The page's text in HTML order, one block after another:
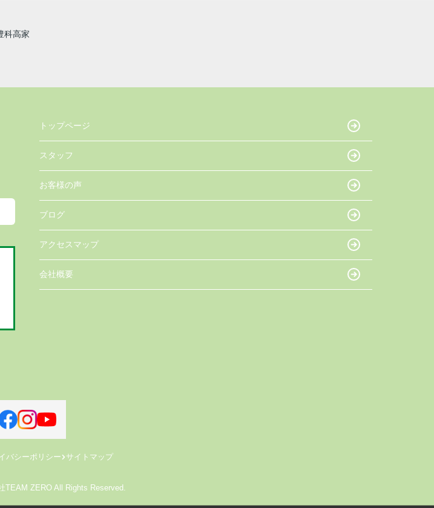
科高家
トップページ
スタッフ
お客様の声
ブログ
アクセスマップ
会社概要
バシーポリシー サイトマップ
TEAM ZERO All Rights Reserved.